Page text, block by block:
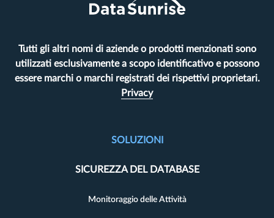
Tutti gli altri nomi di aziende o prodotti menzionati sono
utilizzati esclusivamente a scopo identificativo e possono
essere marchi o marchi registrati dei rispettivi proprietari.
Privacy
SOLUZIONI
SICUREZZA DEL DATABASE
Monitoraggio delle Attività